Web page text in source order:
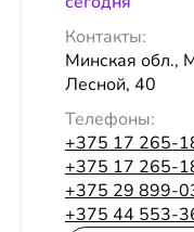
Контакты:
Минская обл.,
Лесной, 40
Телефоны:
+375 17 265-
+375 17 265-
+375 29 899-
+375 44 553-